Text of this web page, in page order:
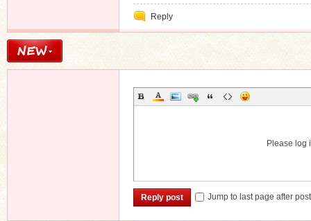
Reply
Please log
Reply post Jump to last page after